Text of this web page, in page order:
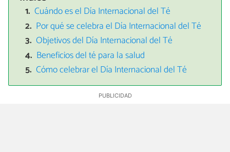
Cuándo es el Día Internacional del Té
Por qué se celebra el Día Internacional del Té
Objetivos del Día Internacional del Té
Beneficios del té para la salud
Cómo celebrar el Día Internacional del Té